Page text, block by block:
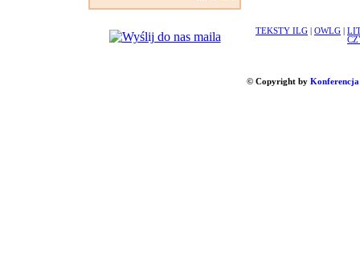
TEKSTY ILG OWLG
© Copyright by Konferencja